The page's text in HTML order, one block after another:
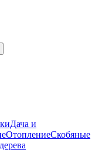
Дача и
ОтоплениеСкобяные